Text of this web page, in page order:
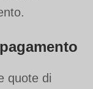
quote di